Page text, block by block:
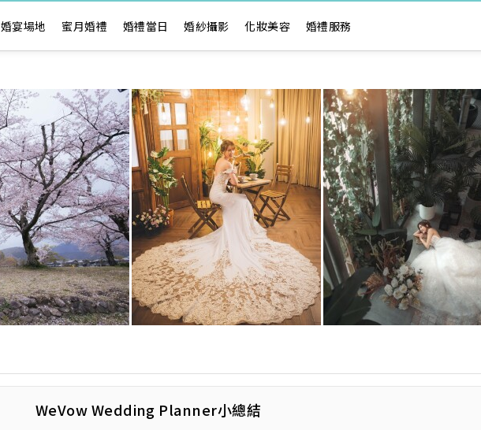
婚宴場地 蜜月婚禮 婚禮當日 婚紗攝影 化妝美容 婚禮服務
WeVow Wedding Planner小總結